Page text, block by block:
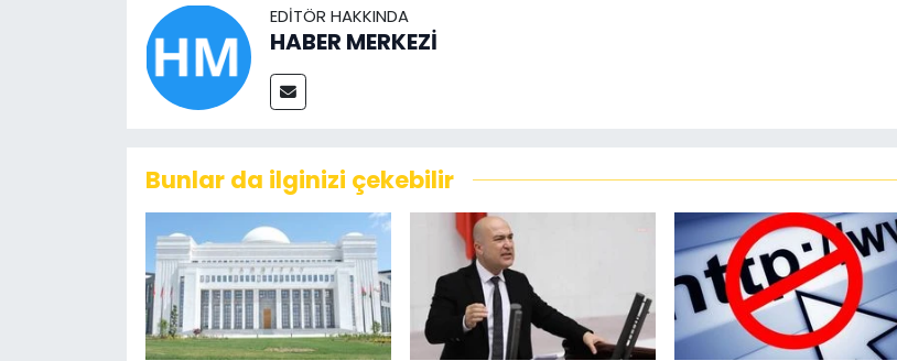
EDITÖR HAKKINDA
HABER MERKEZİ
Bunlar da ilginizi çekebilir